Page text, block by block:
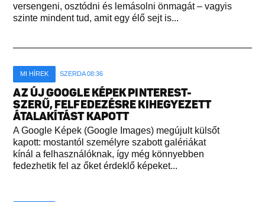
versengeni, osztódni és lemásolni önmagát – vagyis
szinte mindent tud, amit egy élő sejt is...
MI HÍREK SZERDA 08:36
AZ ÚJ GOOGLE KÉPEK PINTEREST-
SZERŰ, FELFEDEZÉSRE KIHEGYEZETT
ÁTALAKÍTÁST KAPOTT
A Google Képek (Google Images) megújult külsőt
kapott: mostantól személyre szabott galériákat
kínál a felhasználóknak, így még könnyebben
fedezhetik fel az őket érdeklő képeket...